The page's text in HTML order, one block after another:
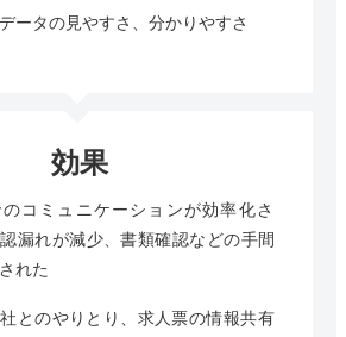
ータの見やすさ、分かりやすさ
効果
コミュニケーションが効率化さ
漏れが減少、書類確認などの手間
れた
とのやりとり、求人票の情報共有